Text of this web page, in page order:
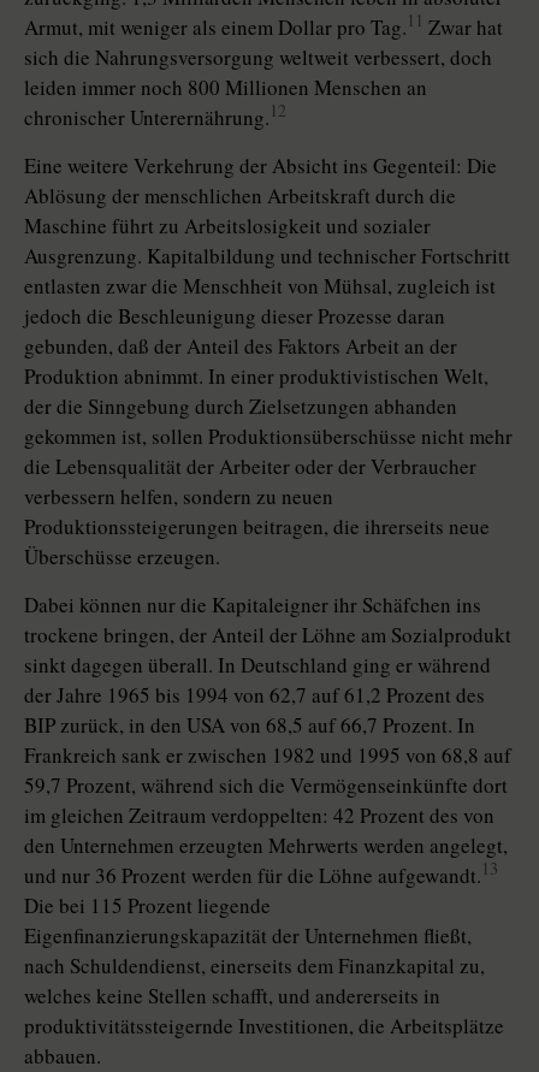
Armut, mit weniger als einem Dollar pro Tag. 11 Zwar hat
sich die Nahrungsversorgung weltweit verbessert, doch
leiden immer noch 800 Millionen Menschen an
chronischer Unterernährung. 12
Eine weitere Verkehrung der Absicht ins Gegenteil: Die
Ablösung der menschlichen Arbeitskraft durch die
Maschine führt zu Arbeitslosigkeit und sozialer
Ausgrenzung. Kapitalbildung und technischer Fortschritt
entlasten zwar die Menschheit von Mühsal, zugleich ist
jedoch die Beschleunigung dieser Prozesse daran
gebunden, daß der Anteil des Faktors Arbeit an der
Produktion abnimmt. In einer produktivistischen Welt,
der die Sinngebung durch Zielsetzungen abhanden
gekommen ist, sollen Produktionsüberschüsse nicht mehr
die Lebensqualität der Arbeiter oder der Verbraucher
verbessern helfen, sondern zu neuen
Produktionssteigerungen beitragen, die ihrerseits neue
Überschüsse erzeugen.
Dabei können nur die Kapitaleigner ihr Schäfchen ins
trockene bringen, der Anteil der Löhne am Sozialprodukt
sinkt dagegen überall. In Deutschland ging er während
der Jahre 1965 bis 1994 von 62,7 auf 61,2 Prozent des
BIP zurück, in den USA von 68,5 auf 66,7 Prozent. In
Frankreich sank er zwischen 1982 und 1995 von 68,8 auf
59,7 Prozent, während sich die Vermögenseinkünfte dort
im gleichen Zeitraum verdoppelten: 42 Prozent des von
den Unternehmen erzeugten Mehrwerts werden angelegt,
und nur 36 Prozent werden für die Löhne aufgewandt. 13
Die bei 115 Prozent liegende
Eigenfinanzierungskapazität der Unternehmen fließt,
nach Schuldendienst, einerseits dem Finanzkapital zu,
welches keine Stellen schafft, und andererseits in
produktivitätssteigernde Investitionen, die Arbeitsplätze
abbauen.